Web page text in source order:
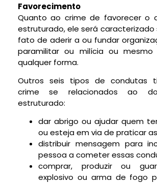
Favorecimento
Quanto ao crime de favorecer o
estruturado, ele será
fato de aderir a ou fundar
paramilitar ou milícia ou
qualquer forma.
Outros seis tipos de condutas
crime se relacionados ao
estruturado:
dar abrigo ou ajudar quem
ou esteja em via de praticar
distribuir mensagem para
pessoa a cometer essas
comprar, produzir ou
explosivo ou arma de fogo